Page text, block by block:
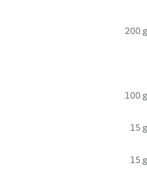
200 g
100 g
15 g
15 g